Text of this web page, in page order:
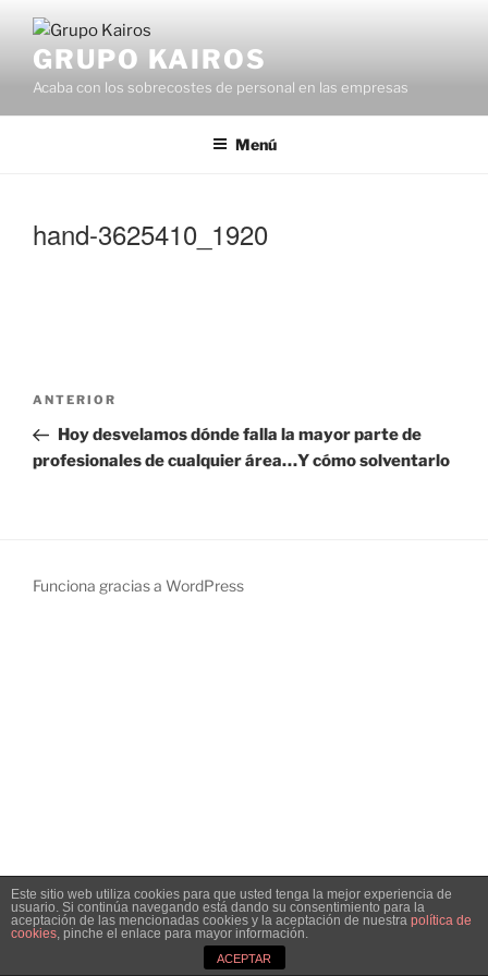
contenidoGRUPO KAIROS
Acaba con los sobrecostes de personal en las empresas
Menú
hand-3625410_1920
Navegación
entradas
Entrada
anterior:
ANTERIOR
Hoy desvelamos dónde falla la mayor parte de
profesionales de cualquier área…Y cómo solventarlo
Funciona gracias a WordPress
Este sitio web utiliza cookies para que usted tenga la mejor experiencia de
usuario. Si continúa navegando está dando su consentimiento para la
aceptación de las mencionadas cookies y la aceptación de nuestra política de
cookies, pinche el enlace para mayor información.
ACEPTAR